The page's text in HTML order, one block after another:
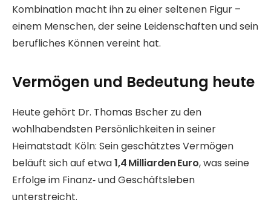
Kombination macht ihn zu einer seltenen Figur –
einem Menschen, der seine Leidenschaften und sein
berufliches Können vereint hat.
Vermögen und Bedeutung heute
Heute gehört Dr. Thomas Bscher zu den
wohlhabendsten Persönlichkeiten in seiner
Heimatstadt Köln: Sein geschätztes Vermögen
beläuft sich auf etwa1,4 Milliarden Euro, was seine
Erfolge im Finanz‑ und Geschäftsleben
unterstreicht.